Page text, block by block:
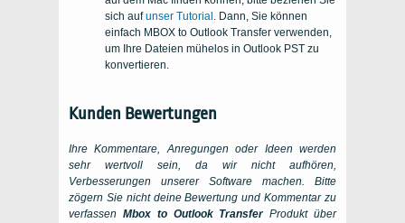
sich aufunser Tutorial . Dann, Sie können
einfach MBOX to Outlook Transfer verwenden,
um Ihre Dateien mühelos in Outlook PST zu
konvertieren.
Kunden Bewertungen
Ihre Kommentare, Anregungen oder Ideen werden
sehr wertvoll sein, da wir nicht aufhören,
Verbesserungen unserer Software machen. Bitte
zögern Sie nicht deine Bewertung und Kommentar zu
verfassen Mbox to Outlook TransferProdukt über